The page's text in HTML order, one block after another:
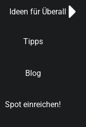
Ideen für Überall
Tipps
Blog
Spot einreichen!